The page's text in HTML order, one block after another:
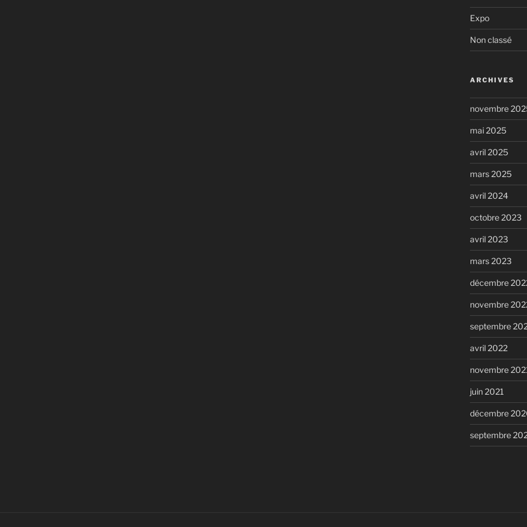
Expo
Non classé
ARCHIVES
novembre
mai 2025
avril 2025
mars 2025
avril 2024
octobre 2023
avril 2023
mars 2023
décembre
novembre
septembre
avril 2022
novembre
juin 2021
décembre
septembre